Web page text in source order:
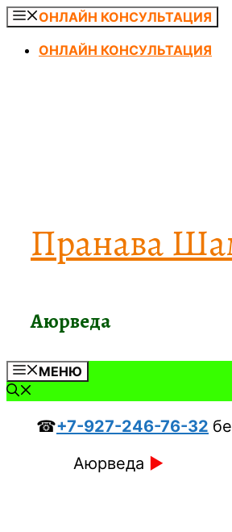
Перейти
содержимому
ОНЛАЙН КОНСУЛЬТАЦИЯ
ОНЛАЙН КОНСУЛЬТАЦИЯ
Пранава
Аюрведа
МЕНЮ
☎+7-927-246-76-32
Аюрведа ►